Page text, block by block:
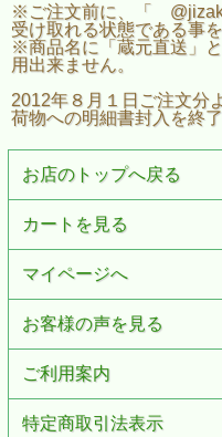
※ご注文前に、「
受け取れる状態である事
※商品名に「蔵元直送」
用出来ません。
2012年８月１日ご注文分
荷物への明細書封入を終
お店のトップへ戻る
カートを見る
マイページへ
お客様の声を見る
ご利用案内
特定商取引法表示